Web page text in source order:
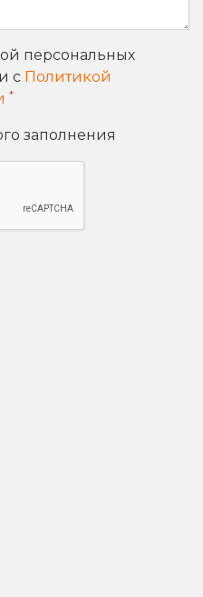
персональных
с Политикой
*
заполнения